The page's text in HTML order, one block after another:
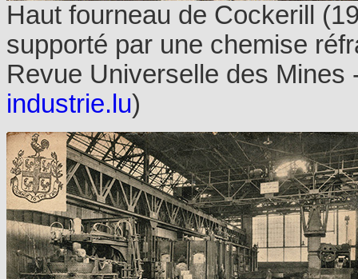
Haut fourneau de Cockerill
supporté par une chemise
Revue Universelle des Mines
industrie.lu)